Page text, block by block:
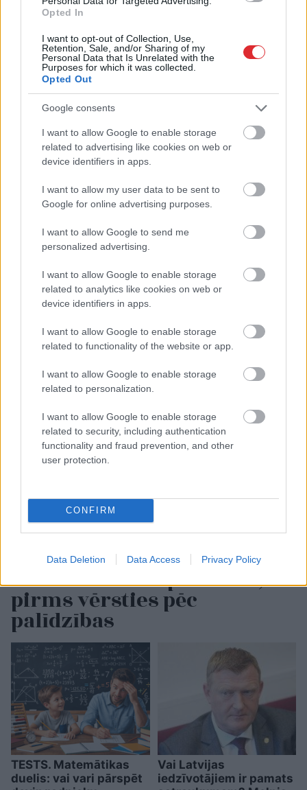
Opted In
I want to opt-out of Collection, Use,
Retention, Sale, and/or Sharing of my
Personal Data that Is Unrelated with the
Purposes for which it was collected.
Opted Out
Google consents
I want to allow Google to enable storage
related to advertising like cookies on web or
device identifiers in apps.
I want to allow my user data to be sent to
Google for online advertising purposes.
I want to allow Google to send me
personalized advertising.
I want to allow Google to enable storage
related to analytics like cookies on web or
device identifiers in apps.
I want to allow Google to enable storage
related to functionality of the website or app.
I want to allow Google to enable storage
related to personalization.
I want to allow Google to enable storage
related to security, including authentication
functionality and fraud prevention, and other
user protection.
CONFIRM
Data Deletion Data Access Privacy Policy
“Četrasar pusi stundas
rindā un 56 eiro, lai
ieteiktu iedzert
“Ibumetin”.” Jāņa pieredze
var likt divreiz padomāt,
pirms vērsties pēc
palīdzības
TESTS. Matemātikas
duelis: vai vari pārspēt
Vai Latvijas
iedzīvotājiem ir pamats
Atcelt Ziņot